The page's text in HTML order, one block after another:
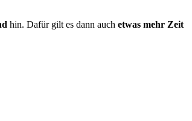
hin. Dafür gilt es dann auch etwas mehr Zeit